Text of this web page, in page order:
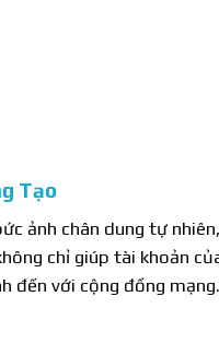
Tạo
ảnh chân dung tự
chỉ giúp tài khoản
đến với cộng đồng